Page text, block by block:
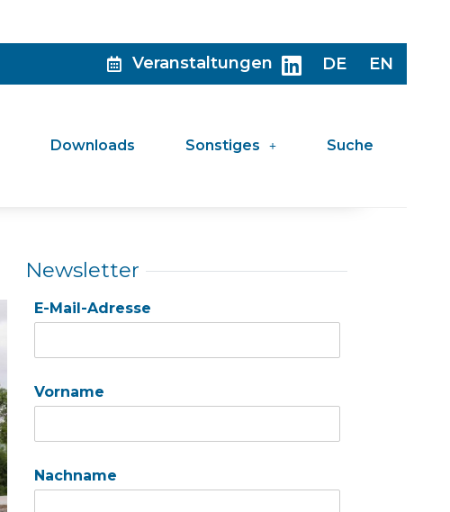
Veranstaltungen DE EN
Downloads Sonstiges Suche
Newsletter
E-Mail-Adresse
Vorname
Nachname